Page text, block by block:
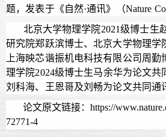
题，发表于《自然·通讯》（Nature
北京大学物理学院2021级博士生
研究院郑跃滨博士、北京大学物理学
上海映芯谐振机电科技有限公司周
理学院2024级博士生马余华为论文共
刘科海、王恩哥及刘畅为论文共同通
论文原文链接：https://
72771-4